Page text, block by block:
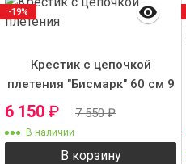
Крестик с цепочкой
плетения "Бисмарк" 60 см 9
6 150 ₽ 7 550₽
В наличии
В корзину
-19%